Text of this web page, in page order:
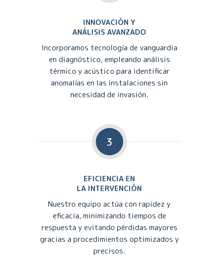
INNOVACIÓN Y
ANÁLISIS AVANZADO
Incorporamos tecnología de vanguardia
en diagnóstico, empleando análisis
térmico y acústico para identificar
anomalías en las instalaciones sin
necesidad de invasión.
3
EFICIENCIA EN
LA INTERVENCIÓN
Nuestro equipo actúa con rapidez y
eficacia, minimizando tiempos de
respuesta y evitando pérdidas mayores
gracias a procedimientos optimizados y
precisos.